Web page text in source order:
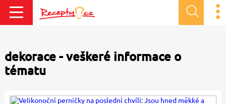
dekorace - veškeré informace o
tématu